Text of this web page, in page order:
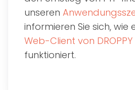
unseren
informieren Sie sich, wie
Web-Client von DROPPY
funktioniert.